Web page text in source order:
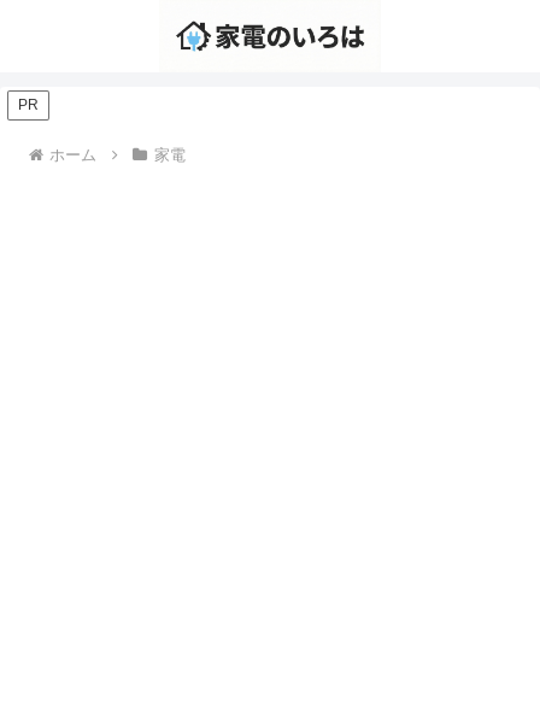
PR
ホーム 家電